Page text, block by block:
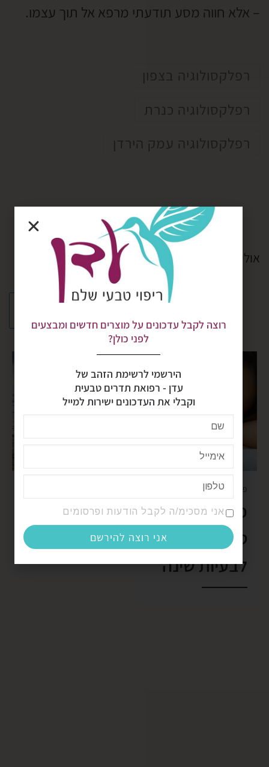
– אלא חווה מסע תודעתי מרפא אל תוך עצמו.
רפלקסולוגיה בצפון
רפלקסולוגיה כנרת
רפלקסולוגיה עמק הירדן
אולי תאהב גם
מהי שלמות
עצמית?
פורסם ב-29/06/2024
פתרונות
טבעיים
לבעיות שינה
רוצה לקבל עדכונים על מוצרים חדשים ומבצעים
לפני כולן?
הירשמי לרשימת הזהב של
עדן - רפואת תדרים טבעית
וקבלי את העדכונים ישירות למייל
אני מסכימ/ה לקבל הודעות ופרסומים
אני רוצה להירשם